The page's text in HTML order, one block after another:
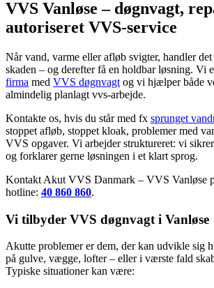
VVS Vanløse – døgnvagt,
autoriseret VVS-service
Når vand, varme eller afløb svigter, handler
skaden – og derefter få en holdbar løsning. Vi
firma med VVS døgnvagt og vi hjælper både
almindelig planlagt vvs-arbejde.
Kontakte os, hvis du står med fx sprunget
stoppet afløb, stoppet kloak, problemer med
VVS opgaver. Vi arbejder struktureret: vi
og forklarer gerne løsningen i et klart sprog.
Kontakt Akut VVS Danmark – VVS Vanløse
hotline: 40 860 860.
Vi tilbyder VVS døgnvagt i Vanløse
Akutte problemer er dem, der kan udvikle sig
på gulve, vægge, lofter – eller i værste fald
Typiske situationer kan være: